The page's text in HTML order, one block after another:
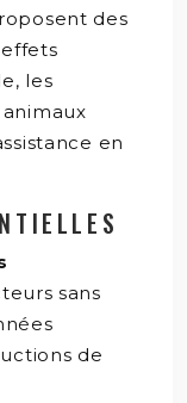
des
les
en
sans
de